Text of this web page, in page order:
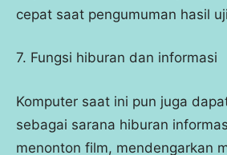
cepat saat pengumuman hasil
7. Fungsi hiburan dan informasi
Komputer saat ini pun juga
sebagai sarana hiburan
menonton film, mendengarkan